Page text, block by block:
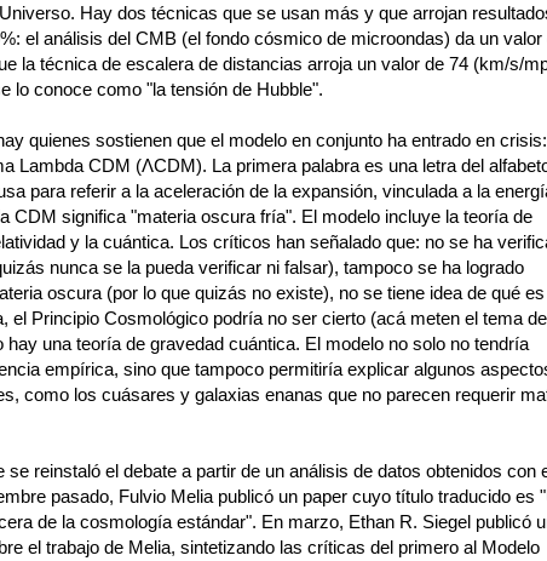
Hay dos técnicas que se usan más y que arrojan
el análisis del CMB (el fondo cósmico de microondas) da un valor
la técnica de escalera de distancias arroja un valor de 74 (km/s/
lo conoce como "la tensión de Hubble".
quienes sostienen que el modelo en conjunto ha entrado en
Lambda CDM (ΛCDM). La primera palabra es una letra del
para referir a la aceleración de la expansión, vinculada a la
CDM significa "materia oscura fría". El modelo incluye la teoría de
y la cuántica. Los críticos han señalado que: no se ha
nunca se la pueda verificar ni falsar), tampoco se ha logrado
oscura (por lo que quizás no existe), no se tiene idea de qué
el Principio Cosmológico podría no ser cierto (acá meten el tema
hay una teoría de gravedad cuántica. El modelo no solo no tendría
empírica, sino que tampoco permitiría explicar algunos
como los cuásares y galaxias enanas que no parecen requerir
se reinstaló el debate a partir de un análisis de datos obtenidos con
pasado, Fulvio Melia publicó un paper cuyo título traducido es
de la cosmología estándar". En marzo, Ethan R. Siegel publicó
el trabajo de Melia, sintetizando las críticas del primero al Modelo